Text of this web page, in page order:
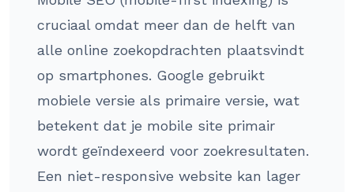
cruciaal omdat meer dan de helft van
alle online zoekopdrachten plaatsvindt
op smartphones. Google gebruikt
mobiele versie als primaire versie, wat
betekent dat je mobile site primair
wordt geïndexeerd voor zoekresultaten.
Een niet-responsive website kan lager